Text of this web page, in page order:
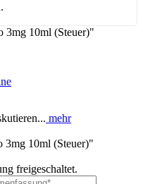
3mg 10ml (Steuer)"
mehr
3mg 10ml (Steuer)"
freigeschaltet.